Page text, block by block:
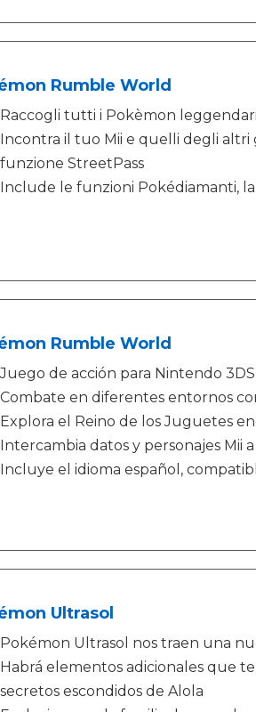
Rumble World
Raccogli tutti i Pokèmon
Incontra il tuo Mii e quelli degli
funzione StreetPass
Include le funzioni Pokédiamanti,
Rumble World
Juego de acción para Nintendo
Combate en diferentes entornos
Explora el Reino de los Juguetes
Intercambia datos y personajes Mii
Incluye el idioma español,
Ultrasol
Pokémon Ultrasol nos traen una
Habrá elementos adicionales que
secretos escondidos de Alola